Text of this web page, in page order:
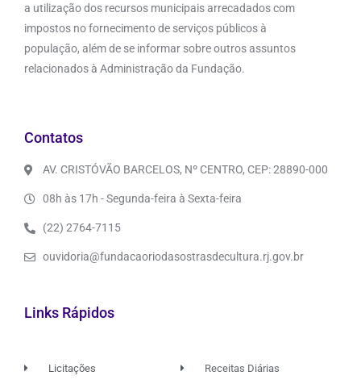
a utilização dos recursos municipais arrecadados com
impostos no fornecimento de serviços públicos à
população, além de se informar sobre outros assuntos
relacionados à Administração da Fundação.
Contatos
AV. CRISTÓVÃO BARCELOS, Nº CENTRO, CEP: 28890-000
08h às 17h - Segunda-feira à Sexta-feira
(22) 2764-7115
ouvidoria@fundacaoriodasostrasdecultura.rj.gov.br
Links Rápidos
Licitações Receitas Diárias